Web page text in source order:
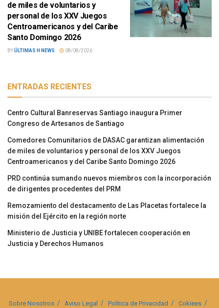
de miles de voluntarios y
personal de los XXV Juegos
Centroamericanos y del Caribe
Santo Domingo 2026
BYÚLTIMAS H NEWS 08/08/2026
ENTRADAS RECIENTES
Centro Cultural Banreservas Santiago inaugura Primer
Congreso de Artesanos de Santiago
Comedores Comunitarios de DASAC garantizan alimentación
de miles de voluntarios y personal de los XXV Juegos
Centroamericanos y del Caribe Santo Domingo 2026
PRD continúa sumando nuevos miembros con la incorporación
de dirigentes procedentes del PRM
Remozamiento del destacamento de Las Placetas fortalece la
misión del Ejército en la región norte
Ministerio de Justicia y UNIBE fortalecen cooperación en
Justicia y Derechos Humanos
Sobre Nosotros Aviso Legal Politica de Privacidad Cokiees